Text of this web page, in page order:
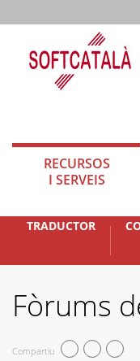
RECURSOS
I SERVEIS
TRADUCTOR
Fòrums
Compartiu